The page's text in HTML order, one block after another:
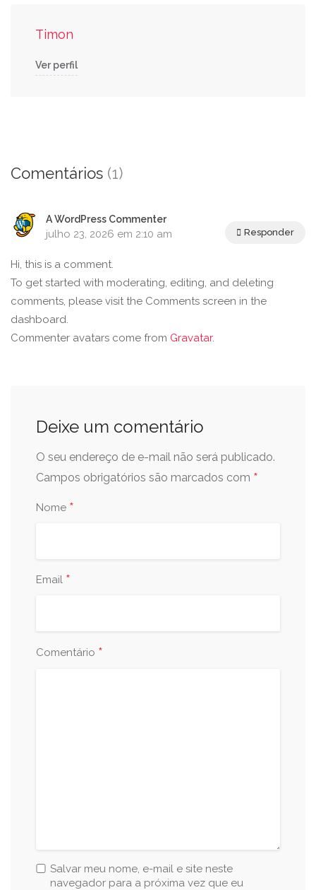
Timon
Ver perfil
Comentários (1)
A WordPress Commenter
julho 23, 2026 em 2:10 am Responder
Hi, this is a comment.
To get started with moderating, editing, and deleting
comments, please visit the Comments screen in the
dashboard.
Commenter avatars come from Gravatar.
Deixe um comentário
O seu endereço de e-mail não será publicado.
Campos obrigatórios são marcados com *
Nome *
Email *
Comentário *
Salvar meu nome, e-mail e site neste
navegador para a próxima vez que eu